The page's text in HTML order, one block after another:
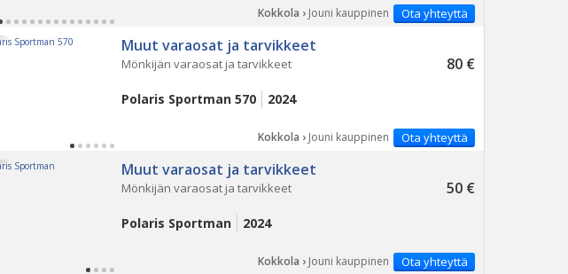
Ota yhteyttä
Kokkola › Jouni kauppinen
Muut varaosat ja tarvikkeet
80 €
Mönkijän varaosat ja tarvikkeet
Polaris Sportman 570 2024
Ota yhteyttä
Kokkola › Jouni kauppinen
Muut varaosat ja tarvikkeet
50 €
Mönkijän varaosat ja tarvikkeet
Polaris Sportman 2024
Ota yhteyttä
Kokkola › Jouni kauppinen